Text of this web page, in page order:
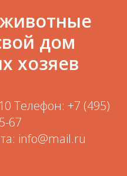
дом
хозяев
Телефон: +7 (495)
67
info@mail.ru